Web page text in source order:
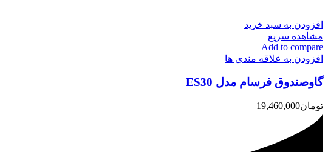
افزودن به سبد خرید
مشاهده سریع
Add to compare
افزودن به علاقه مندی ها
گاوصندوق فرسام مدل ES30
تومان19,460,000